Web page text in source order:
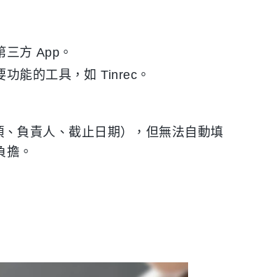
三方 App。
功能的工具，如 Tinrec。
負責人、截止日期），但無法自動填
。